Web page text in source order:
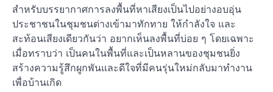
สำหรับบรรยากาศการลงพื้นที่หาเสียงเป็นไปอย่างอบอุ่น
ประชาชนในชุมชนต่างเข้ามาทักทาย ให้กำลังใจ และ
สะท้อนเสียงเดียวกันว่า อยากเห็นลงพื้นที่บ่อย ๆ โดยเฉพาะ
เมื่อทราบว่า เป็นคนในพื้นที่และเป็นหลานของชุมชนยิ่ง
สร้างความรู้สึกผูกพันและดีใจที่มีคนรุ่นใหม่กลับมาทำงาน
เพื่อบ้านเกิด